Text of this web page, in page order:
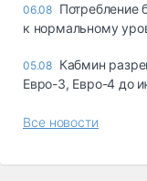
06.08 Потребление
к нормальному
05.08 Кабмин
Евро-3, Евро-4 до
Все новости